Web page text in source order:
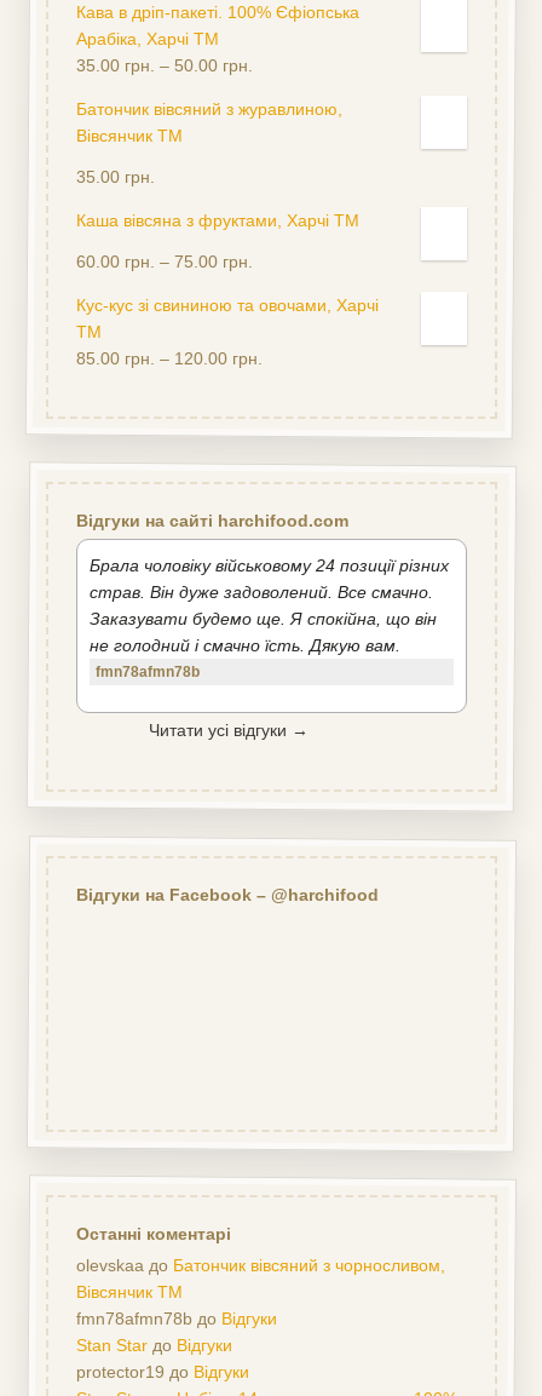
5
Кава в дріп-пакеті. 100% Єфіопська
Арабіка, Харчі ТМ
35.00 грн. – 50.00 грн.
Батончик вівсяний з журавлиною,
Вівсянчик ТМ
Оцінено
5
35.00 грн.
Каша вівсяна з фруктами, Харчі ТМ
Оцінено
5
60.00 грн. – 75.00 грн.
Кус-кус зі свининою та овочами, Харчі
ТМ
85.00 грн. – 120.00 грн.
Відгуки на сайті harchifood.com
Брала чоловіку військовому 24 позиції різних
страв. Він дуже задоволений. Все смачно.
Заказувати будемо ще. Я спокійна, що він
не голодний і смачно їсть. Дякую вам.
fmn78afmn78b
Читати усі відгуки →
Відгуки на Facebook – @harchifood
Останні коментарі
olevskaaдо Батончик вівсяний з чорносливом,
Вівсянчик ТМ
fmn78afmn78bдо Відгуки
Stan Starдо Відгуки
protector19 до Відгуки